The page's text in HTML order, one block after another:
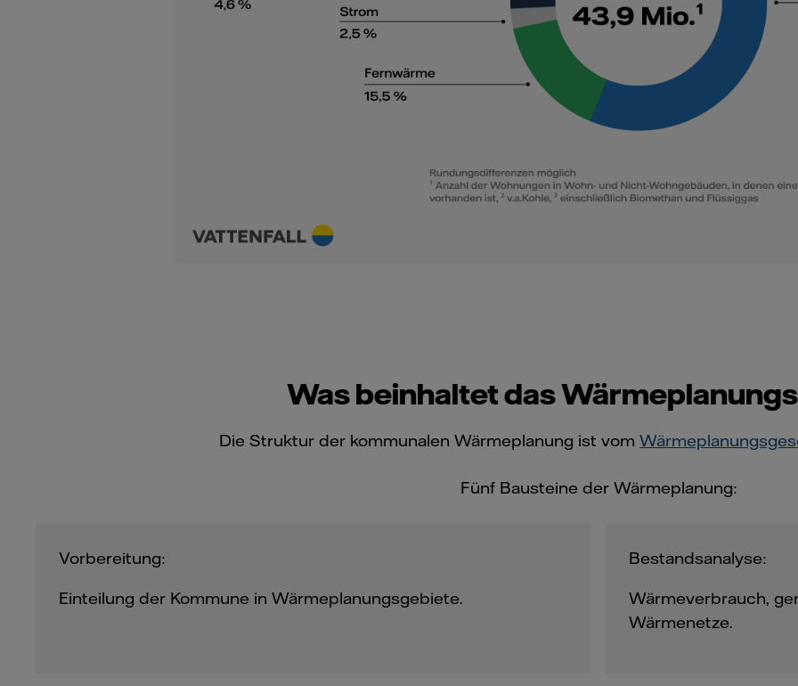
Was beinhaltet das
Die Struktur der kommunalen Wärmeplanung ist vom
Fünf Bausteine der Wärmeplanung:
Vorbereitung:
Einteilung der Kommune in Wärmeplanungsgebiete.
Bestandsanalyse:
Wärmeverbrauch,
Wärmenetze.